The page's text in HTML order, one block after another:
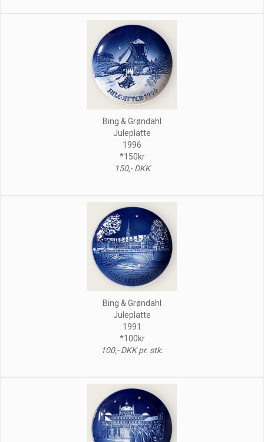
Bing & Grøndahl
Juleplatte
1996
*150kr
150,- DKK
Bing & Grøndahl
Juleplatte
1991
*100kr
100,- DKK pr. stk.